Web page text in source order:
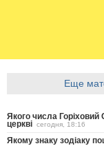
Еще
Якого числа
церкві сегодня, 18:16
Якому знаку зодіаку